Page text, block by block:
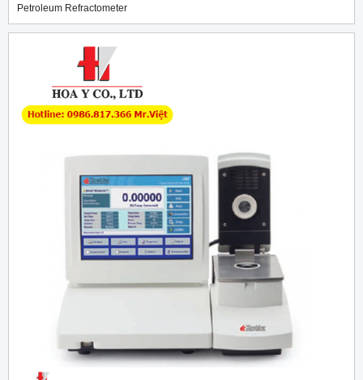
Petroleum Refractometer